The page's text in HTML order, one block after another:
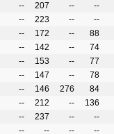
-- 207 -- --
-- 223 -- --
-- 172 -- 88
-- 142 -- 74
-- 153 -- 77
-- 147 -- 78
-- 146 276 84
-- 212 -- 136
-- 237 -- --
-- -- -- --